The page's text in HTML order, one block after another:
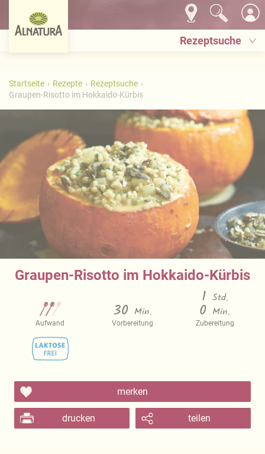
Rezeptsuche
Startseite Rezepte
Rezeptsuche
Graupen-Risotto im Hokkaido-Kürbis
Graupen-Risotto im Hokkaido-Kürbis
Aufwand
30 Min.
Vorbereitung
1 Std.
0 Min.
Zubereitung
merken
drucken teilen